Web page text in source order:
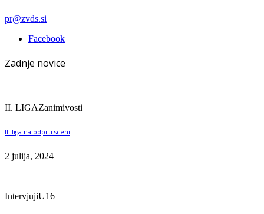
pr@zvds.si
Facebook
Zadnje novice
II. LIGAZanimivosti
II. liga na odprti sceni
2 julija, 2024
IntervjujiU16